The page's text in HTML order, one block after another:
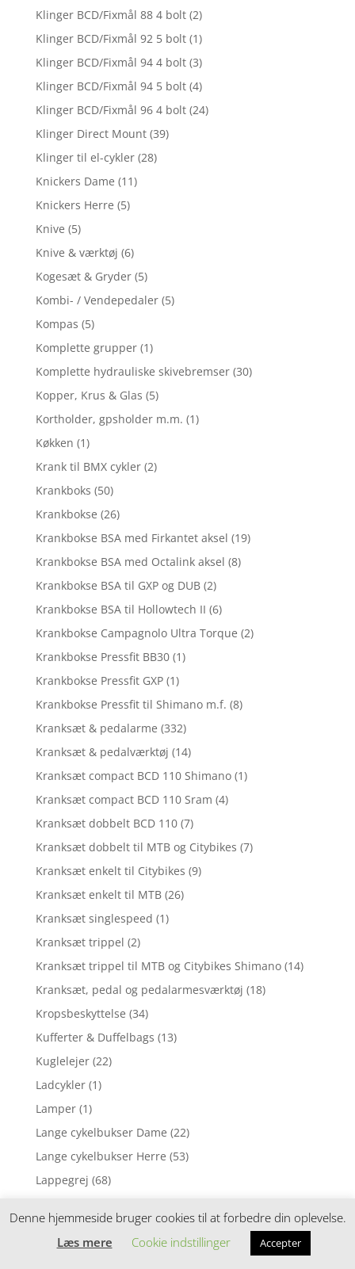
Klinger BCD/Fixmål 88 4 bolt (2)
Klinger BCD/Fixmål 92 5 bolt (1)
Klinger BCD/Fixmål 94 4 bolt (3)
Klinger BCD/Fixmål 94 5 bolt (4)
Klinger BCD/Fixmål 96 4 bolt (24)
Klinger Direct Mount (39)
Klinger til el-cykler (28)
Knickers Dame (11)
Knickers Herre (5)
Knive (5)
Knive & værktøj (6)
Kogesæt & Gryder (5)
Kombi- / Vendepedaler (5)
Kompas (5)
Komplette grupper (1)
Komplette hydrauliske skivebremser (30)
Kopper, Krus & Glas (5)
Kortholder, gpsholder m.m. (1)
Køkken (1)
Krank til BMX cykler (2)
Krankboks (50)
Krankbokse (26)
Krankbokse BSA med Firkantet aksel (19)
Krankbokse BSA med Octalink aksel (8)
Krankbokse BSA til GXP og DUB (2)
Krankbokse BSA til Hollowtech II (6)
Krankbokse Campagnolo Ultra Torque (2)
Krankbokse Pressfit BB30 (1)
Krankbokse Pressfit GXP (1)
Krankbokse Pressfit til Shimano m.f. (8)
Kranksæt & pedalarme (332)
Kranksæt & pedalværktøj (14)
Kranksæt compact BCD 110 Shimano (1)
Kranksæt compact BCD 110 Sram (4)
Kranksæt dobbelt BCD 110 (7)
Kranksæt dobbelt til MTB og Citybikes (7)
Kranksæt enkelt til Citybikes (9)
Kranksæt enkelt til MTB (26)
Kranksæt singlespeed (1)
Kranksæt trippel (2)
Kranksæt trippel til MTB og Citybikes Shimano (14)
Kranksæt, pedal og pedalarmesværktøj (18)
Kropsbeskyttelse (34)
Kufferter & Duffelbags (13)
Kuglelejer (22)
Ladcykler (1)
Lamper (1)
Lange cykelbukser Dame (22)
Lange cykelbukser Herre (53)
Lappegrej (68)
Leg & spil (19)
Leg og spil (25)
Denne hjemmeside bruger cookies til at forbedre din oplevelse.
Læs mere
Cookie indstillinger Accepter